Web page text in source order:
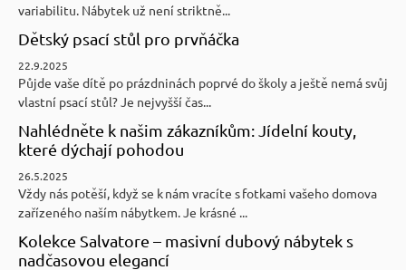
variabilitu. Nábytek už není striktně...
Dětský psací stůl pro prvňáčka
22.9.2025
Půjde vaše dítě po prázdninách poprvé do školy a ještě nemá svůj
vlastní psací stůl? Je nejvyšší čas...
Nahlédněte k našim zákazníkům: Jídelní kouty,
které dýchají pohodou
26.5.2025
Vždy nás potěší, když se k nám vracíte s fotkami vašeho domova
zařízeného naším nábytkem. Je krásné ...
Kolekce Salvatore – masivní dubový nábytek s
nadčasovou elegancí